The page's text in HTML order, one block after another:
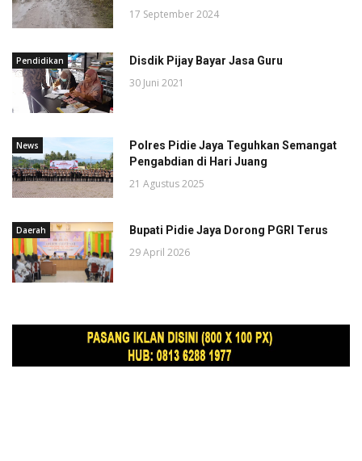
17 September 2024
Pendidikan Disdik Pijay Bayar Jasa Guru
30 Juni 2021
News
Polres Pidie Jaya Teguhkan Semangat
Pengabdian di Hari Juang
21 Agustus 2025
Daerah Bupati Pidie Jaya Dorong PGRI Terus
29 April 2026